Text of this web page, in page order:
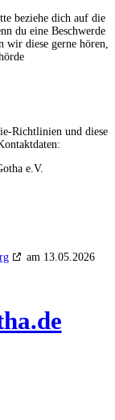
beziehe dich auf die
du eine Beschwerde
wir diese gerne hören,
Richtlinien und diese
e.V.
am 13.05.2026